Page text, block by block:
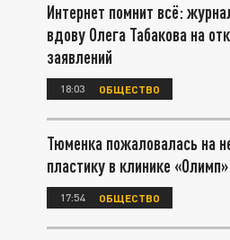
Интернет помнит всё:
вдову Олега Табакова на
заявлений
18:03 ОБЩЕСТВО
Тюменка пожаловалась на
пластику в клинике «Олимп»
17:54 ОБЩЕСТВО